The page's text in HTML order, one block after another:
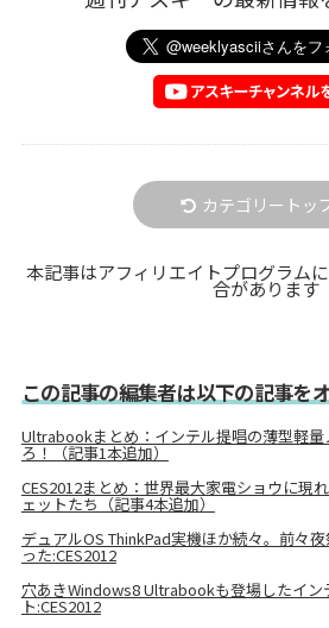
カテゴリートッ
本記事はアフィリエイトプログラム
合があります
この記事の編集者は以下の記事を
Ultrabookまとめ：インテル提唱の薄型軽量
ろ！（記事1本追加）
CES2012まとめ：世界最大家電ショウに現
ェットたち（記事4本追加）
デュアルOS ThinkPad実機ほか続々。前々
った:CES2012
穴あきWindows8 Ultrabookも登場したイン
ト:CES2012